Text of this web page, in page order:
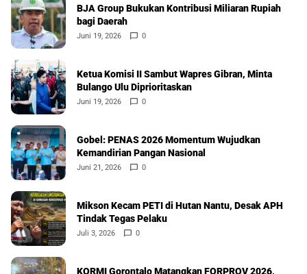
BJA Group Bukukan Kontribusi Miliaran Rupiah
bagi Daerah
Juni 19, 2026 0
Ketua Komisi II Sambut Wapres Gibran, Minta
Bulango Ulu Diprioritaskan
Juni 19, 2026 0
Gobel: PENAS 2026 Momentum Wujudkan
Kemandirian Pangan Nasional
Juni 21, 2026 0
Mikson Kecam PETI di Hutan Nantu, Desak APH
Tindak Tegas Pelaku
Juli 3, 2026 0
KORMI Gorontalo Matangkan FORPROV 2026,